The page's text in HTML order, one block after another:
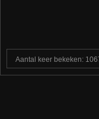
Aantal keer bekeken: